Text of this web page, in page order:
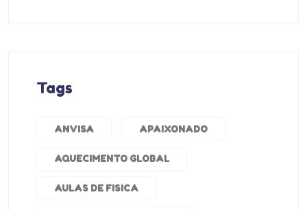
Tags
ANVISA APAIXONADO
AQUECIMENTO GLOBAL
AULAS DE FISICA